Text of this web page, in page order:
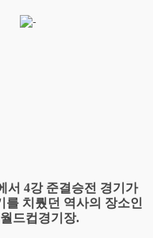
서 4강 준결승전 경기가
를 치뤘던 역사의 장소인
드컵경기장.